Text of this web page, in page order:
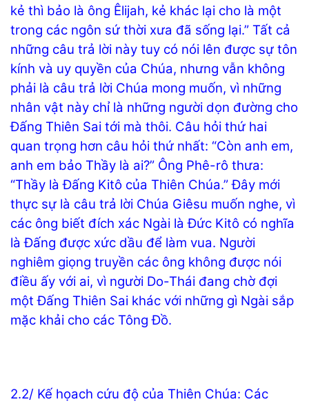
kẻ thì bảo là ông Êlijah, kẻ khác lại cho là một
trong các ngôn sứ thời xưa đã sống lại.” Tất cả
những câu trả lời này tuy có nói lên được sự tôn
kính và uy quyền của Chúa, nhưng vẫn không
phải là câu trả lời Chúa mong muốn, vì những
nhân vật này chỉ là những người dọn đường cho
Đấng Thiên Sai tới mà thôi. Câu hỏi thứ hai
quan trọng hơn câu hỏi thứ nhất: “Còn anh em,
anh em bảo Thầy là ai?” Ông Phê-rô thưa:
“Thầy là Đấng Kitô của Thiên Chúa.” Đây mới
thực sự là câu trả lời Chúa Giêsu muốn nghe, vì
các ông biết đích xác Ngài là Đức Kitô có nghĩa
là Đấng được xức dầu để làm vua. Người
nghiêm giọng truyền các ông không được nói
điều ấy với ai, vì người Do-Thái đang chờ đợi
một Đấng Thiên Sai khác với những gì Ngài sắp
mặc khải cho các Tông Đồ.
2.2/ Kế họach cứu độ của Thiên Chúa: Các